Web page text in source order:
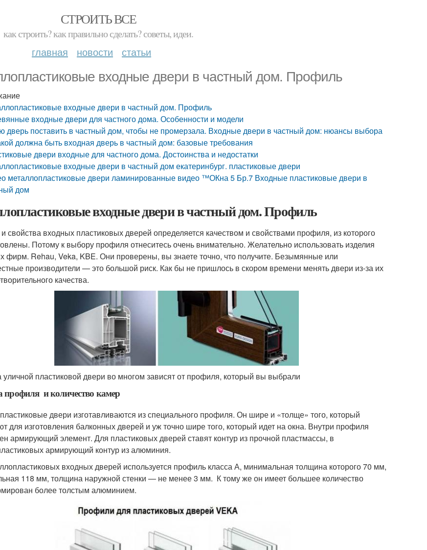
СТРОИТЬ ВСЕ
как строить? как правильно сделать? советы, идеи.
главная новости статьи
входные двери в частный дом. Профиль
входные двери в частный дом. Профиль
входные двери для частного дома. Особенности и модели
дверь поставить в частный дом, чтобы не промерзала. Входные двери в частный дом: нюансы выбора
должна быть входная дверь в частный дом: базовые требования
двери входные для частного дома. Достоинства и недостатки
входные двери в частный дом екатеринбург. пластиковые двери
металлопластиковые двери ламинированные видео ™ОКна 5 Бр.7 Входные пластиковые двери в
дом
входные двери в частный дом. Профиль
и свойства входных пластиковых дверей определяется качеством и свойствами профиля, из которого
Потому к выбору профиля отнеситесь очень внимательно. Желательно использовать изделия
фирм. Rehau, Veka, KBE. Они проверены, вы знаете точно, что получите. Безымянные или
производители — это большой риск. Как бы не пришлось в скором времени менять двери из-за их
качества.
уличной пластиковой двери во многом зависят от профиля, который вы выбрали
и количество камер
двери изготавливаются из специального профиля. Он шире и «толще» того, который
для изготовления балконных дверей и уж точно шире того, который идет на окна. Внутри профиля
армирующий элемент. Для пластиковых дверей ставят контур из прочной пластмассы, в
армирующий контур из алюминия.
входных дверей используется профиль класса А, минимальная толщина которого 70 мм,
118 мм, толщина наружной стенки — не менее 3 мм. К тому же он имеет большее количество
более толстым алюминием.